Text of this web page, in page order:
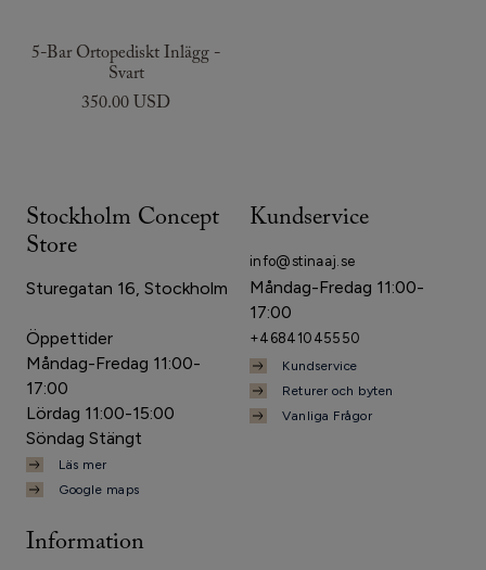
5-Bar Ortopediskt Inlägg -
Svart
350.00 USD
Stockholm Concept
Store
Sturegatan 16, Stockholm
Öppettider
Måndag-Fredag 11:00-
17:00
Lördag 11:00-15:00
Söndag Stängt
Läs mer
Google maps
Kundservice
info@stinaaj.se
Måndag-Fredag 11:00-
17:00
+46841045550
Kundservice
Returer och byten
Vanliga Frågor
Information